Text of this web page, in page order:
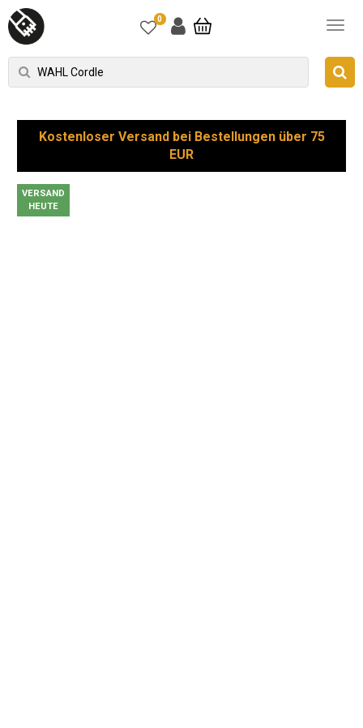
0
Kostenloser Versand bei Bestellungen über 75
EUR
VERSAND
HEUTE